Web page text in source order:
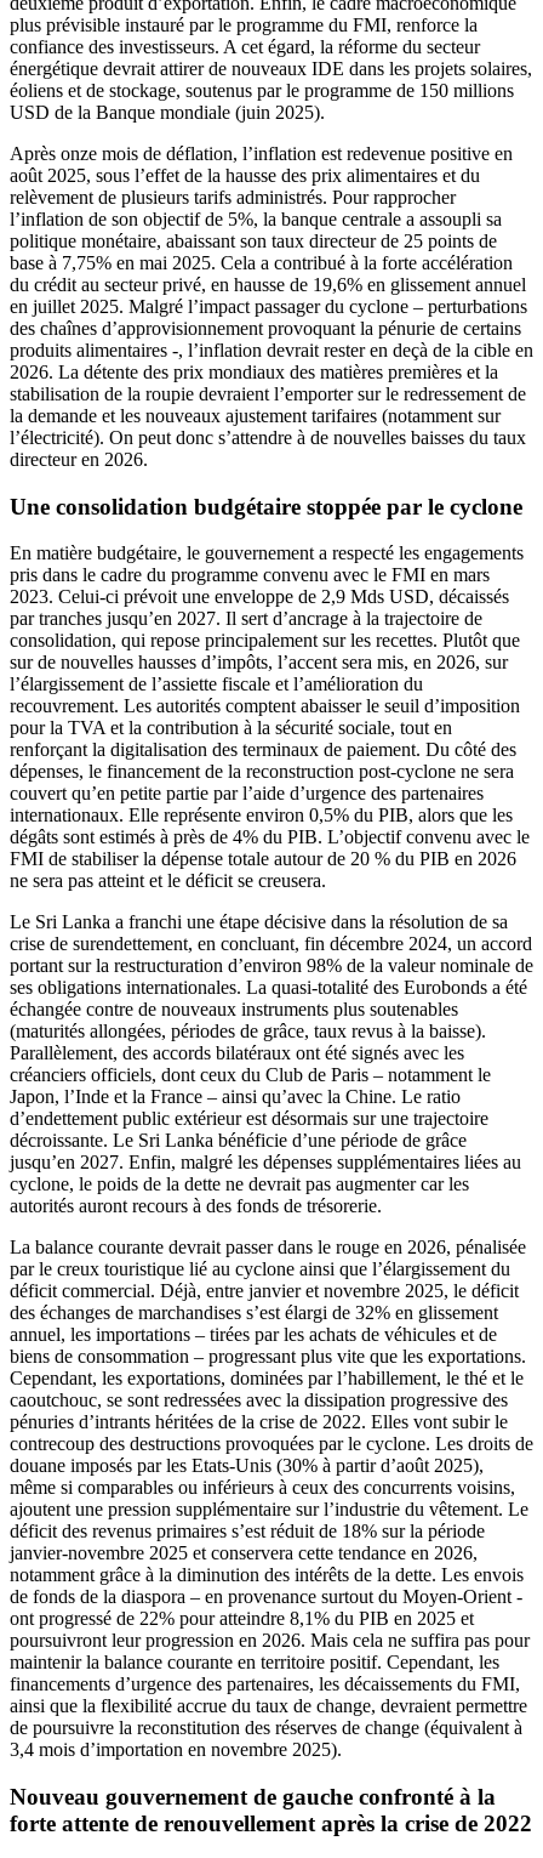
plus prévisible instauré par le programme du FMI, renforce la
confiance des investisseurs. A cet égard, la réforme du secteur
énergétique devrait attirer de nouveaux IDE dans les projets solaires,
éoliens et de stockage, soutenus par le programme de 150 millions
USD de la Banque mondiale (juin 2025).
Après onze mois de déflation, l’inflation est redevenue positive en
août 2025, sous l’effet de la hausse des prix alimentaires et du
relèvement de plusieurs tarifs administrés. Pour rapprocher
l’inflation de son objectif de 5%, la banque centrale a assoupli sa
politique monétaire, abaissant son taux directeur de 25 points de
base à 7,75% en mai 2025. Cela a contribué à la forte accélération
du crédit au secteur privé, en hausse de 19,6% en glissement annuel
en juillet 2025. Malgré l’impact passager du cyclone – perturbations
des chaînes d’approvisionnement provoquant la pénurie de certains
produits alimentaires -, l’inflation devrait rester en deçà de la cible en
2026. La détente des prix mondiaux des matières premières et la
stabilisation de la roupie devraient l’emporter sur le redressement de
la demande et les nouveaux ajustement tarifaires (notamment sur
l’électricité). On peut donc s’attendre à de nouvelles baisses du taux
directeur en 2026.
Une consolidation budgétaire stoppée par le cyclone
En matière budgétaire, le gouvernement a respecté les engagements
pris dans le cadre du programme convenu avec le FMI en mars
2023. Celui-ci prévoit une enveloppe de 2,9 Mds USD, décaissés
par tranches jusqu’en 2027. Il sert d’ancrage à la trajectoire de
consolidation, qui repose principalement sur les recettes. Plutôt que
sur de nouvelles hausses d’impôts, l’accent sera mis, en 2026, sur
l’élargissement de l’assiette fiscale et l’amélioration du
recouvrement. Les autorités comptent abaisser le seuil d’imposition
pour la TVA et la contribution à la sécurité sociale, tout en
renforçant la digitalisation des terminaux de paiement. Du côté des
dépenses, le financement de la reconstruction post-cyclone ne sera
couvert qu’en petite partie par l’aide d’urgence des partenaires
internationaux. Elle représente environ 0,5% du PIB, alors que les
dégâts sont estimés à près de 4% du PIB. L’objectif convenu avec le
FMI de stabiliser la dépense totale autour de 20 % du PIB en 2026
ne sera pas atteint et le déficit se creusera.
Le Sri Lanka a franchi une étape décisive dans la résolution de sa
crise de surendettement, en concluant, fin décembre 2024, un accord
portant sur la restructuration d’environ 98% de la valeur nominale de
ses obligations internationales. La quasi-totalité des Eurobonds a été
échangée contre de nouveaux instruments plus soutenables
(maturités allongées, périodes de grâce, taux revus à la baisse).
Parallèlement, des accords bilatéraux ont été signés avec les
créanciers officiels, dont ceux du Club de Paris – notamment le
Japon, l’Inde et la France – ainsi qu’avec la Chine. Le ratio
d’endettement public extérieur est désormais sur une trajectoire
décroissante. Le Sri Lanka bénéficie d’une période de grâce
jusqu’en 2027. Enfin, malgré les dépenses supplémentaires liées au
cyclone, le poids de la dette ne devrait pas augmenter car les
autorités auront recours à des fonds de trésorerie.
La balance courante devrait passer dans le rouge en 2026, pénalisée
par le creux touristique lié au cyclone ainsi que l’élargissement du
déficit commercial. Déjà, entre janvier et novembre 2025, le déficit
des échanges de marchandises s’est élargi de 32% en glissement
annuel, les importations – tirées par les achats de véhicules et de
biens de consommation – progressant plus vite que les exportations.
Cependant, les exportations, dominées par l’habillement, le thé et le
caoutchouc, se sont redressées avec la dissipation progressive des
pénuries d’intrants héritées de la crise de 2022. Elles vont subir le
contrecoup des destructions provoquées par le cyclone. Les droits de
douane imposés par les Etats-Unis (30% à partir d’août 2025),
même si comparables ou inférieurs à ceux des concurrents voisins,
ajoutent une pression supplémentaire sur l’industrie du vêtement. Le
déficit des revenus primaires s’est réduit de 18% sur la période
janvier-novembre 2025 et conservera cette tendance en 2026,
notamment grâce à la diminution des intérêts de la dette. Les envois
de fonds de la diaspora – en provenance surtout du Moyen-Orient -
ont progressé de 22% pour atteindre 8,1% du PIB en 2025 et
poursuivront leur progression en 2026. Mais cela ne suffira pas pour
maintenir la balance courante en territoire positif. Cependant, les
financements d’urgence des partenaires, les décaissements du FMI,
ainsi que la flexibilité accrue du taux de change, devraient permettre
de poursuivre la reconstitution des réserves de change (équivalent à
3,4 mois d’importation en novembre 2025).
Nouveau gouvernement de gauche confronté à la
forte attente de renouvellement après la crise de 2022